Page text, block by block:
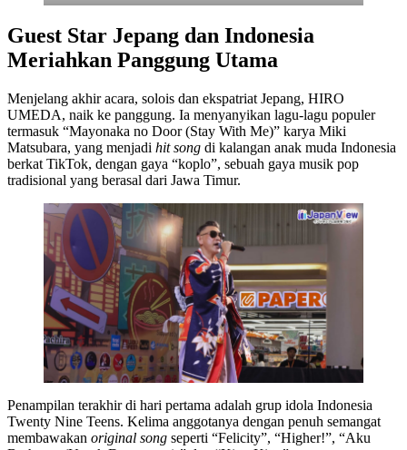
Guest Star Jepang dan Indonesia
Meriahkan Panggung Utama
Menjelang akhir acara, solois dan ekspatriat Jepang, HIRO
UMEDA, naik ke panggung. Ia menyanyikan lagu-lagu populer
termasuk “Mayonaka no Door (Stay With Me)” karya Miki
Matsubara, yang menjadi hit song di kalangan anak muda Indonesia
berkat TikTok, dengan gaya “koplo”, sebuah gaya musik pop
tradisional yang berasal dari Jawa Timur.
Penampilan terakhir di hari pertama adalah grup idola Indonesia
Twenty Nine Teens. Kelima anggotanya dengan penuh semangat
membawakan original song seperti “Felicity”, “Higher!”, “Aku